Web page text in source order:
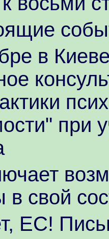
в
при
в свой
ЕС!